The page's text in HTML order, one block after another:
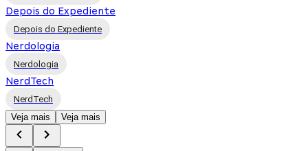
Depois do Expediente
Depois do Expediente
Nerdologia
Nerdologia
NerdTech
NerdTech
Veja mais
Veja mais